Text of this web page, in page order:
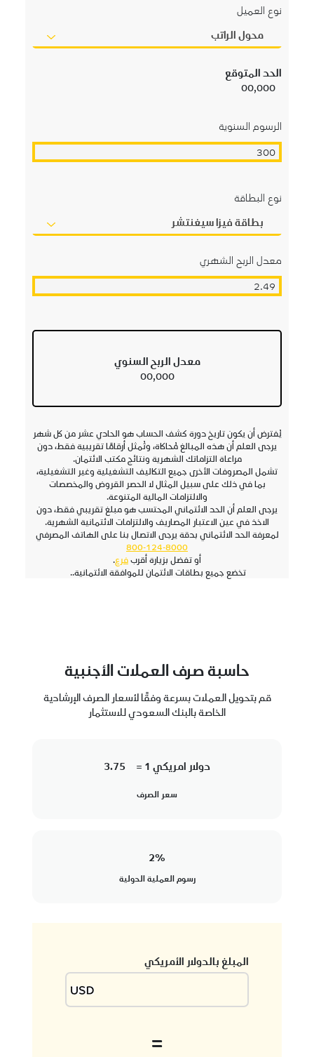
نوع العميل
محول الراتب
الحد المتوقع
00,000
الرسوم السنوية
نوع البطاقة
بطاقة فيزا سيغنتشر
معدل الربح الشهري
معدل الربح السنوي
00,000
يُفترض أن يكون تاريخ دورة كشف الحساب هو الحادي عشر من كل شهر
يرجى العلم أن هذه المبالغ مُحاكاة، وتُمثل أرقامًا تقريبية فقط، دون
مراعاة التزاماتك الشهرية ونتائج مكتب الائتمان.
تشمل المصروفات الأخرى جميع التكاليف التشغيلية وغير التشغيلية،
بما في ذلك على سبيل المثال لا الحصر القروض والمخصصات
والالتزامات المالية المتنوعة.
يرجى العلم أن الحد الائتماني المحتسب هو مبلغ تقريبي فقط، دون
الاخذ في عين الاعتبار المصاريف والالتزامات الائتمانية الشهرية.
لمعرفة الحد الائتماني بدقة يرجى الاتصال بنا على الهاتف المصرفي
8000-124-800
أو تفضل بزيارة أقربفرع.
تخضع جميع بطاقات الائتمان للموافقة الائتمانية..
حاسبة صرف العملات الأجنبية
قم بتحويل العملات بسرعة وفقًا لأسعار الصرف الإرشادية
الخاصة بالبنك السعودي للاستثمار
دولار امريكي 1 =
سعر الصرف
2%
رسوم العملية الدولية
المبلغ بالدولار الأمريكي
=